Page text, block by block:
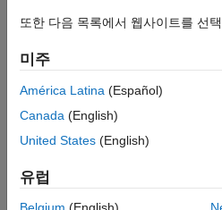
Instrument Control Toolbox
Instrument Control Toolbox에서 문제
인터페이스 기반 계측기 통신
드라이버 기반 계측기 통신
Simulink에서의 직접 인터페이스 통신
Instrument Control Toolbox 지원
하드웨어
또한 다음 목록에서 웹사이트를 선
미주
América Latina (Español)
Canada (English)
United States (English)
유럽